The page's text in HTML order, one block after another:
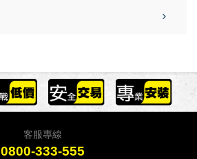
客服專線
0800-333-555